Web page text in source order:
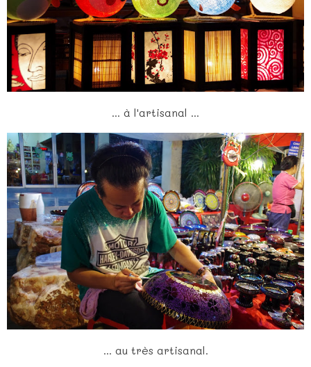
... à l'artisanal ...
... au très artisanal.